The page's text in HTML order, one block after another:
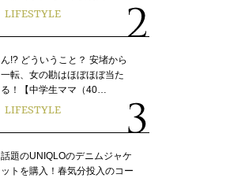
LIFESTYLE
ん!? どういうこと？ 安堵から
一転、女の勘はほぼほぼ当た
る！【中学生ママ（40…
LIFESTYLE
話題のUNIQLOのデニムジャケ
ットを購入！春気分投入のコー